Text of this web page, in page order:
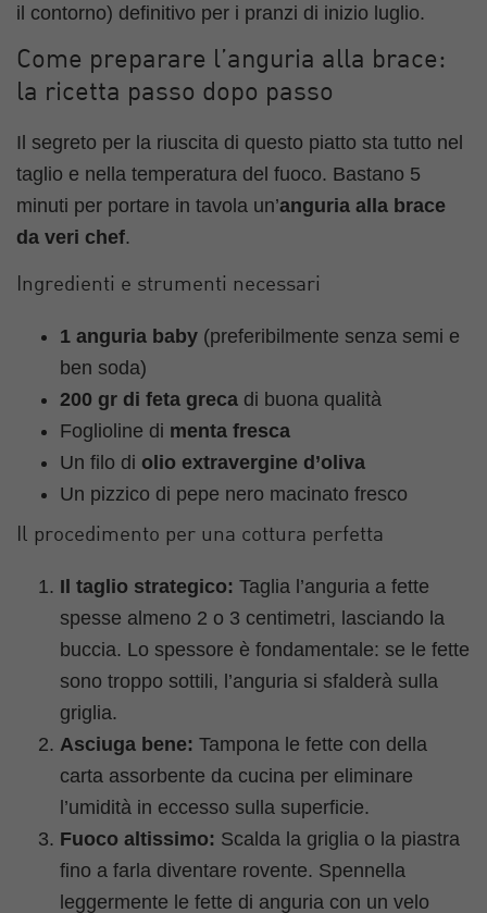
il contorno) definitivo per i pranzi di inizio luglio.
Come preparare l’anguria alla brace:
la ricetta passo dopo passo
Il segreto per la riuscita di questo piatto sta tutto nel
taglio e nella temperatura del fuoco. Bastano 5
minuti per portare in tavola un’anguria alla brace
da veri chef.
Ingredienti e strumenti necessari
1 anguria baby (preferibilmente senza semi e
ben soda)
200 gr di feta greca di buona qualità
Foglioline di menta fresca
Un filo di olio extravergine d’oliva
Un pizzico di pepe nero macinato fresco
Il procedimento per una cottura perfetta
Il taglio strategico: Taglia l’anguria a fette
spesse almeno 2 o 3 centimetri, lasciando la
buccia. Lo spessore è fondamentale: se le fette
sono troppo sottili, l’anguria si sfalderà sulla
griglia.
Asciuga bene: Tampona le fette con della
carta assorbente da cucina per eliminare
l’umidità in eccesso sulla superficie.
Fuoco altissimo: Scalda la griglia o la piastra
fino a farla diventare rovente. Spennella
leggermente le fette di anguria con un velo